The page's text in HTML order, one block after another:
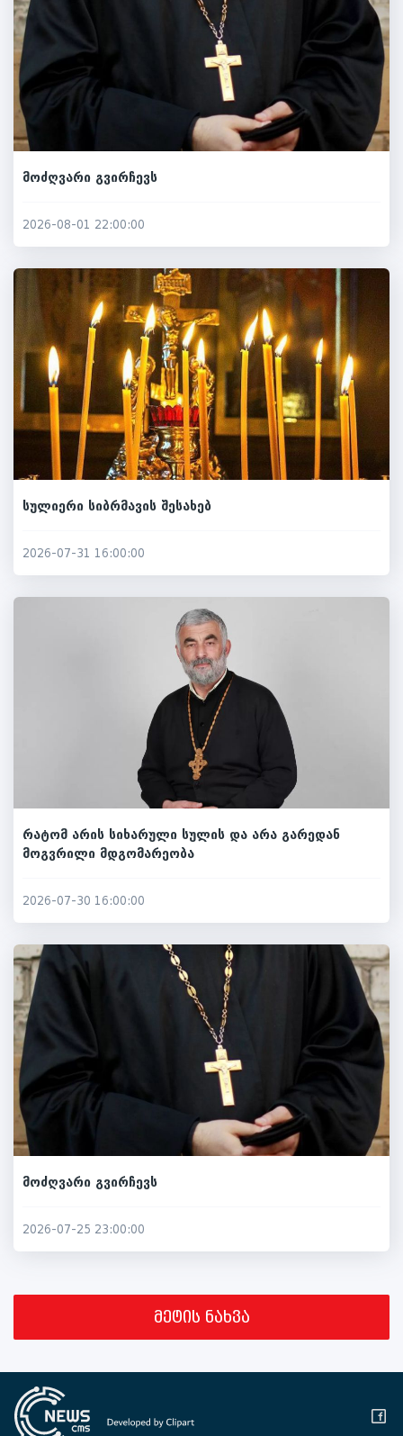
მოძღვარი გვირჩევს
2026-08-01 22:00:00
სულიერი სიბრმავის შესახებ
2026-07-31 16:00:00
რატომ არის სიხარული სულის და არა გარედან
მოგვრილი მდგომარეობა
2026-07-30 16:00:00
მოძღვარი გვირჩევს
2026-07-25 23:00:00
მეტის ნახვა